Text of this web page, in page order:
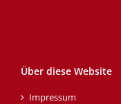
Über diese Website
Impressum